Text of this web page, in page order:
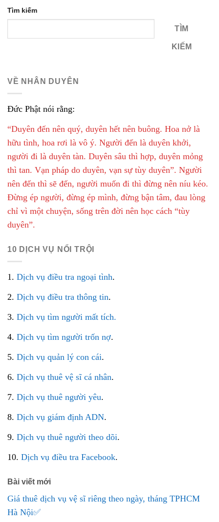
Tìm kiếm
TÌM
KIẾM
VỀ NHÂN DUYÊN
Đức Phật nói rằng:
“Duyên đến nên quý, duyên hết nên buông. Hoa nở là
hữu tình, hoa rơi là vô ý. Người đến là duyên khởi,
người đi là duyên tàn. Duyên sâu thì hợp, duyên mỏng
thì tan. Vạn pháp do duyên, vạn sự tùy duyên”. Người
nên đến thì sẽ đến, người muốn đi thì đừng nên níu kéo.
Đừng ép người, đừng ép mình, đừng bận tâm, đau lòng
chỉ vì một chuyện, sống trên đời nên học cách “tùy
duyên”.
10 DỊCH VỤ NỔI TRỘI
1. Dịch vụ điều tra ngoại tình.
2. Dịch vụ điều tra thông tin.
3. Dịch vụ tìm người mất tích.
4. Dịch vụ tìm người trốn nợ.
5. Dịch vụ quản lý con cái.
6. Dịch vụ thuê vệ sĩ cá nhân.
7. Dịch vụ thuê người yêu.
8. Dịch vụ giám định ADN.
9. Dịch vụ thuê người theo dõi.
10. Dịch vụ điều tra Facebook.
Bài viết mới
Giá thuê dịch vụ vệ sĩ riêng theo ngày, tháng TPHCM
Hà Nội✅